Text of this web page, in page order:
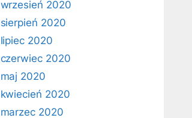
wrzesień 2020
sierpień 2020
lipiec 2020
czerwiec 2020
maj 2020
kwiecień 2020
marzec 2020